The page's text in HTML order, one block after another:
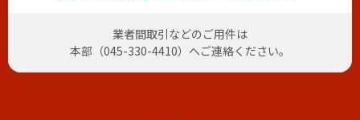
業者間取引などのご用件は
本部（045-330-4410）へご連絡ください。